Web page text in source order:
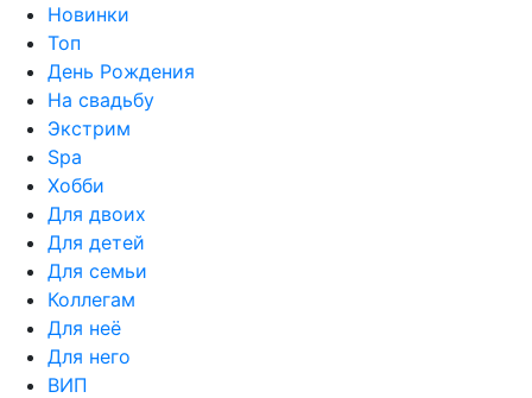
Новинки
Топ
День Рождения
На свадьбу
Экстрим
Spa
Хобби
Для двоих
Для детей
Для семьи
Коллегам
Для неё
Для него
ВИП